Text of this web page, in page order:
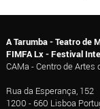
A Tarumba - Teatro de
FIMFA Lx - Festival
CAMa - Centro de Artes
Rua da Esperança, 152
1200 - 660 Lisboa